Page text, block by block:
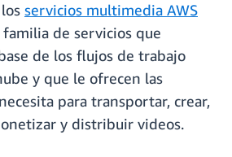
servicios multimedia AWS
familia de servicios que
de los flujos de trabajo
y que le ofrecen las
para transportar, crear,
y distribuir videos.